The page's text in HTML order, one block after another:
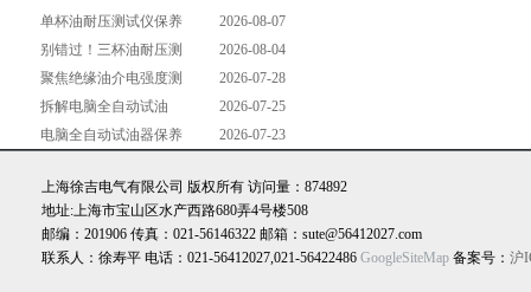
单杯油耐压测试仪保养
避坑指南：细节做到
位，设备不闹脾气
2026-08-07
别错过！三杯油耐压测
试仪操作流程全解析，
一步到位不踩坑
2026-08-04
聚焦绝缘油介电强度测
试仪：那些决定检测效
能的关键特点
2026-07-28
拆解电脑全自动试油
器：核心组成部件，藏
2026-07-25
电脑全自动试油器保养
寿命的实用技巧
2026-07-23
上海徐吉电气有限公司 版权所有 访问量：874892
地址:上海市宝山区水产西路680弄4号楼508
邮编：201906 传真：021-56146322 邮箱：sute@56412027.com
联系人：徐寿平 电话：021-56412027,021-56422486 GoogleSiteMap 备案号： 沪